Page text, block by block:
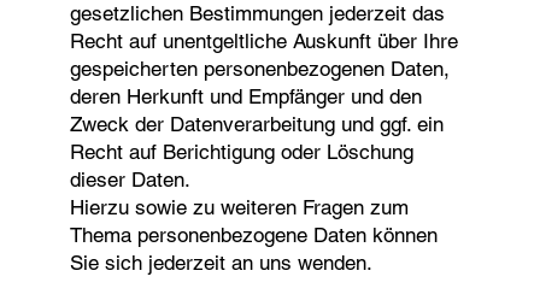
gesetzlichen Bestimmungen jederzeit das
Recht auf unentgeltliche Auskunft über Ihre
gespeicherten personenbezogenen Daten,
deren Herkunft und Empfänger und den
Zweck der Datenverarbeitung und ggf. ein
Recht auf Berichtigung oder Löschung
dieser Daten.
Hierzu sowie zu weiteren Fragen zum
Thema personenbezogene Daten können
Sie sich jederzeit an uns wenden.